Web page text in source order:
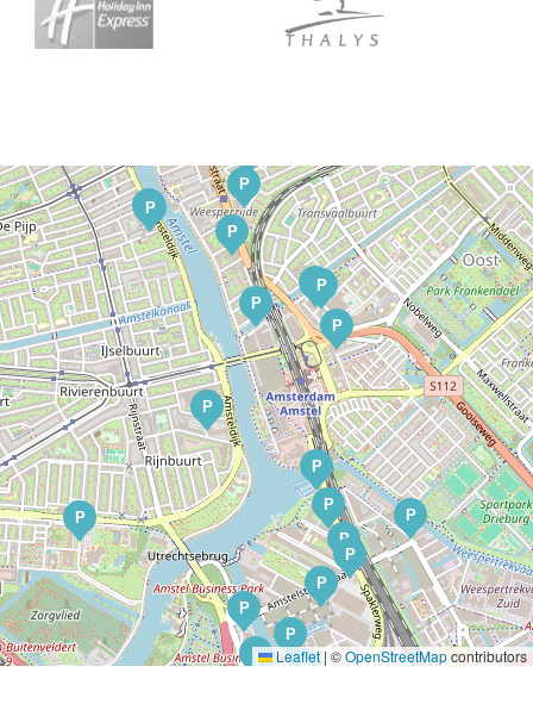
P
P
P
P
P
P
P
P
P
P
P
P
P
P
P
P
P
P
P
P
P
Leaflet | ©OpenStreetMapcontributors